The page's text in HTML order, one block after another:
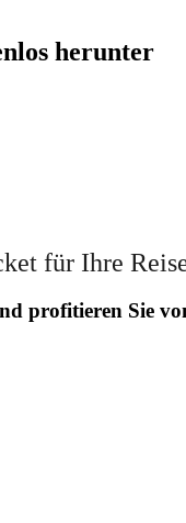
herunter
für Ihre
profitieren Sie